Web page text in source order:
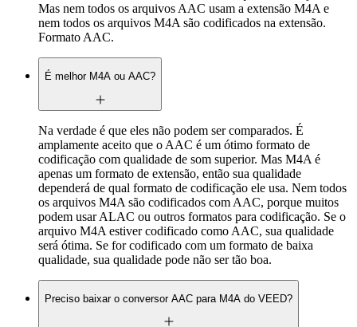
Mas nem todos os arquivos AAC usam a extensão M4A e
nem todos os arquivos M4A são codificados na extensão.
Formato AAC.
É melhor M4A ou AAC?
Na verdade é que eles não podem ser comparados. É
amplamente aceito que o AAC é um ótimo formato de
codificação com qualidade de som superior. Mas M4A é
apenas um formato de extensão, então sua qualidade
dependerá de qual formato de codificação ele usa. Nem todos
os arquivos M4A são codificados com AAC, porque muitos
podem usar ALAC ou outros formatos para codificação. Se o
arquivo M4A estiver codificado como AAC, sua qualidade
será ótima. Se for codificado com um formato de baixa
qualidade, sua qualidade pode não ser tão boa.
Preciso baixar o conversor AAC para M4A do VEED?